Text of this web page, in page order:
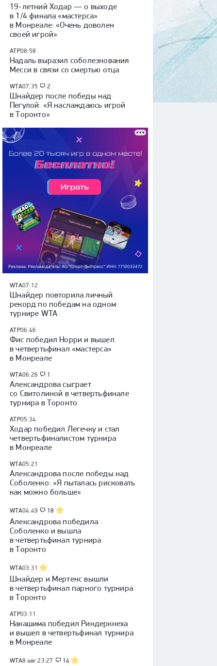
19-летний Ходар — о выходе
в 1/4 финала «мастерса»
в Монреале: «Очень доволен
своей игрой»
ATP08:58
Надаль выразил соболезнования
Месси в связи со смертью отца
WTA07:35 2
Шнайдер после победы над
Пегулой: «Я наслаждаюсь игрой
в Торонто»
WTA07:12
Шнайдер повторила личный
рекорд по победам на одном
турнире WTA
ATP06:46
Фис победил Норри и вышел
в четвертьфинал «мастерса»
в Монреале
WTA06:26 1
Александрова сыграет
со Свитолиной в четвертьфинале
турнира в Торонто
ATP05:34
Ходар победил Легечку и стал
четвертьфиналистом турнира
в Монреале
WTA05:21
Александрова после победы над
Соболенко: «Я пыталась рисковать
как можно больше»
WTA04:49 18
Александрова победила
Соболенко и вышла
в четвертьфинал турнира
в Торонто
WTA03:31
Шнайдер и Мертенс вышли
в четвертьфинал парного турнира
в Торонто
ATP03:11
Накашима победил Риндеркнеха
и вышел в четвертьфинал турнира
в Монреале
WTA8 авг 23:27 14